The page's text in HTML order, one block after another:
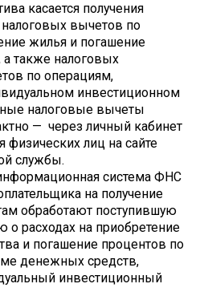
касается получения
вычетов по
жилья и погашение
а также налоговых
по операциям,
инвестиционном
налоговые вычеты
— через личный кабинет
физических лиц на сайте
службы.
система ФНС
на получение
обработают поступившую
расходах на приобретение
и погашение процентов по
денежных средств,
инвестиционный